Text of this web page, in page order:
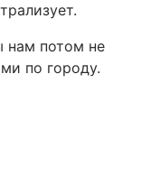
нам потом не
по городу.